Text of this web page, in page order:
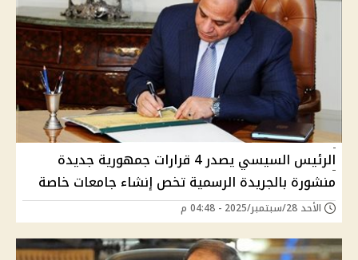
الرئيس السيسي يصدر 4 قرارات جمهورية جديدة
منشورة بالجريدة الرسمية تخص إنشاء جامعات خاصة
الأحد 28/سبتمبر/2025 - 04:48 م